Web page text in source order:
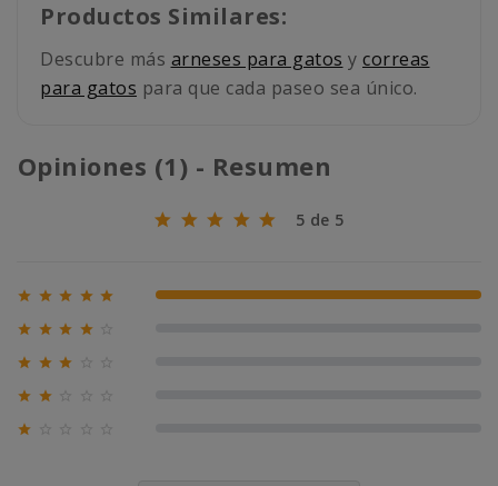
Productos Similares:
Descubre más arneses para gatos y correas
para gatos para que cada paseo sea único.
Opiniones (1) - Resumen
5 de 5
     100% (1)
   
  
 
